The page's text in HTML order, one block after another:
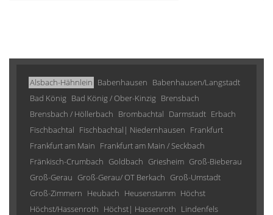
Alsbach-Hähnlein Babenhausen Babenhausen/Langstadt
Bad König Bad König / Ober-Kinzig Brensbach
Brensbach / Höllerbach Brombachtal Darmstadt Erbach
Fischbachtal Fischbachtal| Niedernhausen Frankfurt
Frankfurt am Main Frankfurt am Main / Seckbach
Fränkisch-Crumbach Goldbach Griesheim Groß-Bieberau
Groß-Gerau Groß-Gerau/ OT Berkach Groß-Umstadt
Groß-Zimmern Heubach Heusenstamm Höchst
Höchst/Hassenroth Höchst| Hassenroth Lindenfels